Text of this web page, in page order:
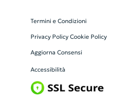
Termini e Condizioni
Privacy Policy Cookie Policy
Aggiorna Consensi
Accessibilità